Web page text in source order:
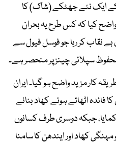
کے ایک نئے جھٹکے (شاک) کا
کیا کہ کس طرح یہ بحران
نقاب کر رہا جو فوسل فیول سے
سپلائی چینز پر منحصر ہے۔
کار مزید واضح ہو گیا۔ ایران
اٹھاتے ہوئے کھاد بنانے
کمایا، جبکہ دوسری طرف کسانوں
مہنگی کھاد اور ایندھن کا سامنا